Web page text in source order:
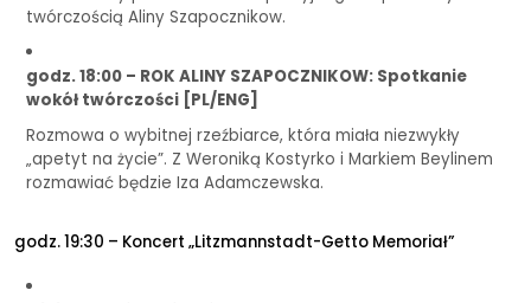
twórczością Aliny Szapocznikow.
godz. 18:00 – ROK ALINY SZAPOCZNIKOW: Spotkanie
wokół twórczości [PL/ENG]
Rozmowa o wybitnej rzeźbiarce, która miała niezwykły
„apetyt na życie”. Z Weroniką Kostyrko i Markiem Beylinem
rozmawiać będzie Iza Adamczewska.
godz. 19:30 – Koncert „Litzmannstadt-Getto Memoriał”